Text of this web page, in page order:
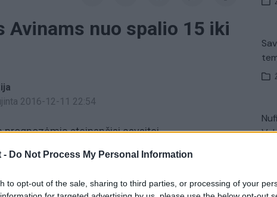
- Do Not Process My Personal Information
to opt-out of the sale, sharing to third parties, or processing of your
Avinams nuo spalio 15 iki
2016-12-11 22:54
ateinančiai savaitei.
V.